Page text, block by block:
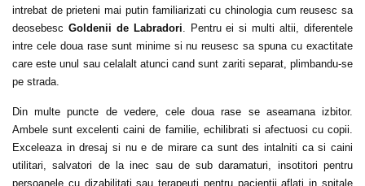
intrebat de prieteni mai putin familiarizati cu chinologia cum reusesc sa
deosebesc Goldenii de Labradori. Pentru ei si multi altii, diferentele
intre cele doua rase sunt minime si nu reusesc sa spuna cu exactitate
care este unul sau celalalt atunci cand sunt zariti separat, plimbandu-se
pe strada.
Din multe puncte de vedere, cele doua rase se aseamana izbitor.
Ambele sunt excelenti caini de familie, echilibrati si afectuosi cu copii.
Exceleaza in dresaj si nu e de mirare ca sunt des intalniti ca si caini
utilitari, salvatori de la inec sau de sub daramaturi, insotitori pentru
persoanele cu dizabilitati sau terapeuti pentru pacientii aflati in spitale